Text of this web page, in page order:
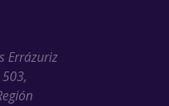
Errázuriz